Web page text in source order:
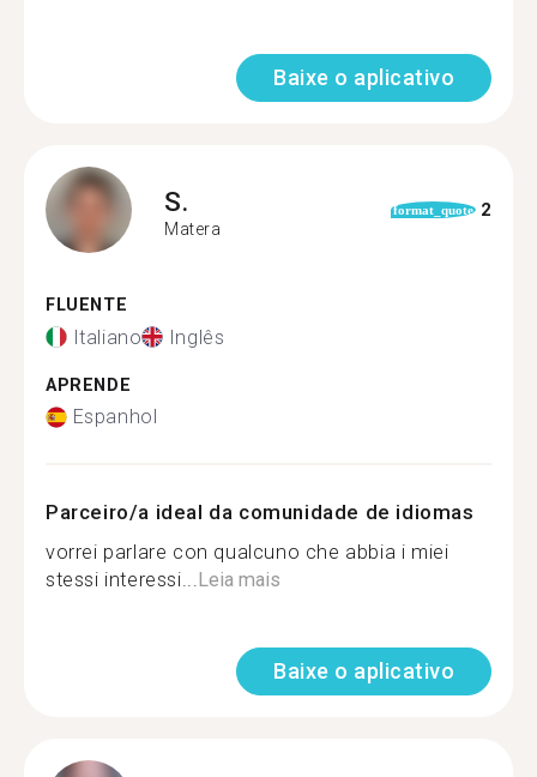
Baixe o aplicativo
S.
Matera
format_quote 2
FLUENTE
Italiano Inglês
APRENDE
Espanhol
Parceiro/a ideal da comunidade de idiomas
vorrei parlare con qualcuno che abbia i miei
stessi interessi...Leia mais
Baixe o aplicativo